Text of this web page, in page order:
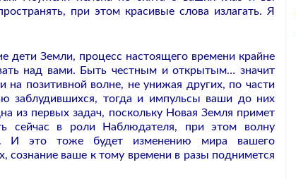
при этом красивые слова излагать. Я
дети Земли, процесс настоящего времени крайне
над вами. Быть честным и открытым… значит
позитивной волне, не унижая других, по части
заблудившихся, тогда и импульсы ваши до них
из первых задач, поскольку Новая Земля примет
сейчас в роли Наблюдателя, при этом волну
И это тоже будет изменению мира вашего
сознание ваше к тому времени в разы поднимется